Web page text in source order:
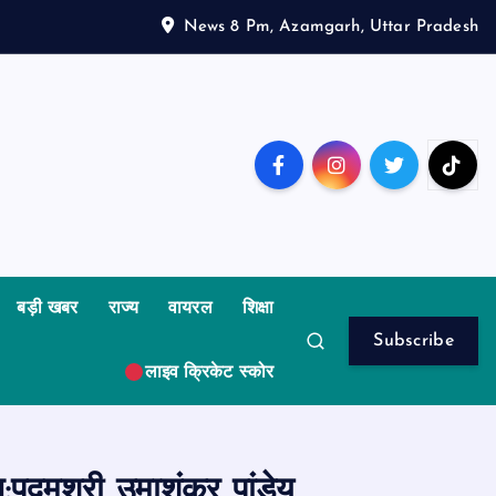
News 8 Pm, Azamgarh, Uttar Pradesh
बड़ी खबर राज्य वायरल शिक्षा
लाइव क्रिकेट स्कोर
Subscribe